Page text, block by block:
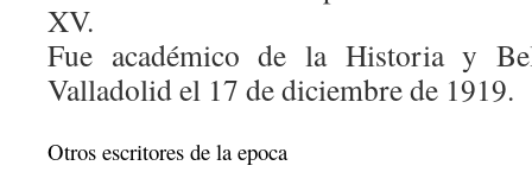
XV.
Fue académico de la Historia y
Valladolid el 17 de diciembre de 1919.
Otros escritores de la epoca